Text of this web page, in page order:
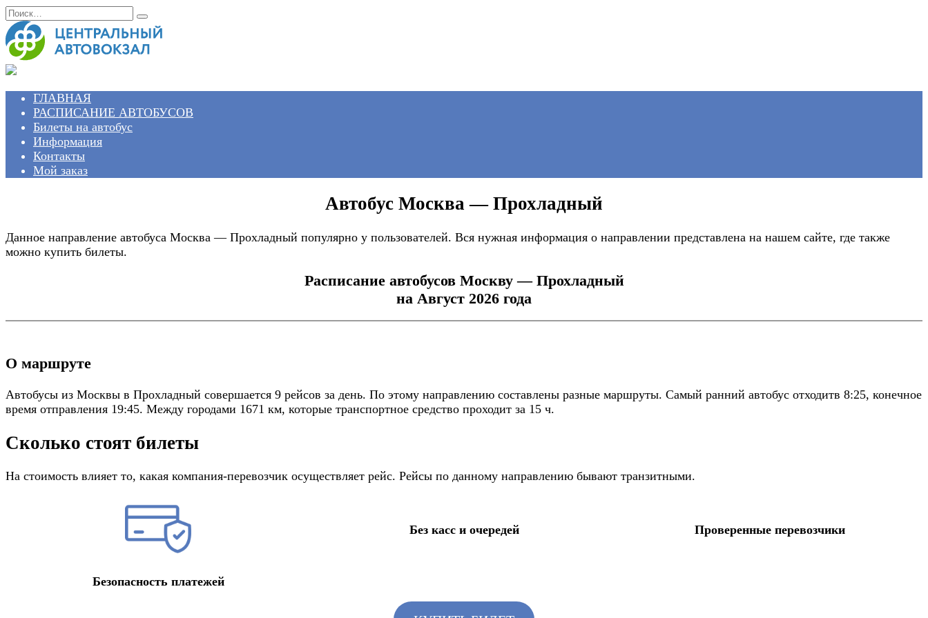
Перейти
к
содержанию
Search
for:
ГЛАВНАЯ
РАСПИСАНИЕ АВТОБУСОВ
Билеты на автобус
Информация
Контакты
Мой заказ
Автобус Москва — Прохладный
Данное направление автобуса Москва — Прохладный популярно у пользователей. Вся нужная информация о направлении представлена на нашем сайте, где также
можно купить билеты.
Расписание автобусов Москву — Прохладный
на Август 2026 года
О маршруте
Автобусы из Москвы в Прохладный совершается 9 рейсов за день. По этому направлению составлены разные маршруты. Самый ранний автобус отходитв 8:25, конечное
время отправления 19:45. Между городами 1671 км, которые транспортное средство проходит за 15 ч.
Сколько стоят билеты
На стоимость влияет то, какая компания-перевозчик осуществляет рейс. Рейсы по данному направлению бывают транзитными.
Безопасность платежей
Без касс и очередей Проверенные перевозчики